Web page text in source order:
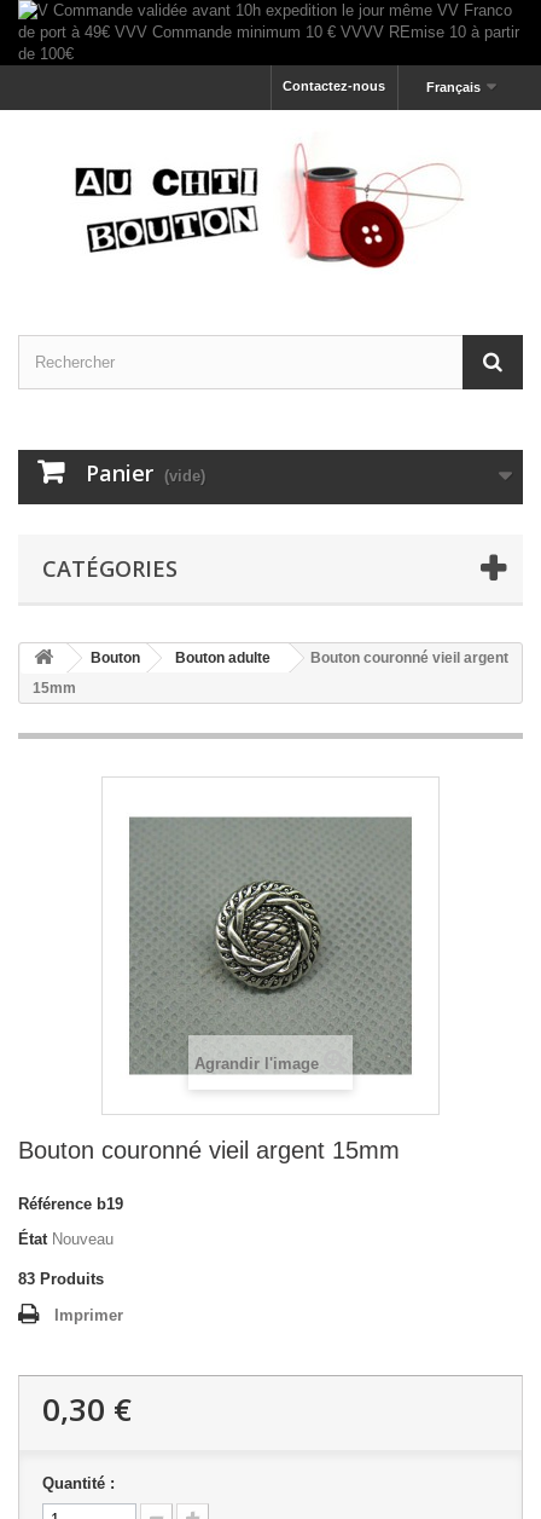
Français
Contactez-nous
Panier (vide)
CATÉGORIES
Bouton Bouton adulte
Bouton couronné vieil argent
15mm
Agrandir l'image
Bouton couronné vieil argent 15mm
Référence b19
État Nouveau
83 Produits
Imprimer
0,30 €
Quantité :